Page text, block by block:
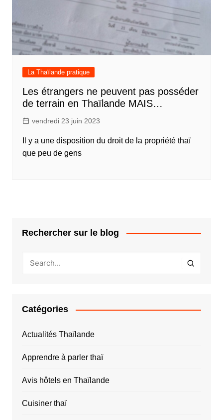
La Thaïlande pratique
Les étrangers ne peuvent pas posséder
de terrain en Thaïlande MAIS…
vendredi 23 juin 2023
Il y a une disposition du droit de la propriété thaï
que peu de gens
Rechercher sur le blog
Catégories
Actualités Thaïlande
Apprendre à parler thaï
Avis hôtels en Thaïlande
Cuisiner thaï